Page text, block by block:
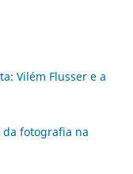
Vilém Flusser e a
fotografia na